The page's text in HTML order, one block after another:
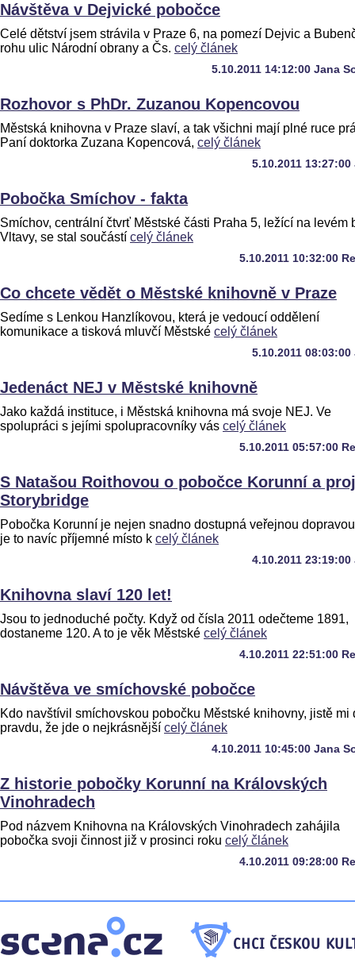
Návštěva v Dejvické pobočce
Celé dětství jsem strávila v Praze 6, na pomezí Dejvic a
rohu ulic Národní obrany a Čs. celý článek
5.10.2011 14:12:00 Jana
Rozhovor s PhDr. Zuzanou Kopencovou
Městská knihovna v Praze slaví, a tak všichni mají plné ruce
Paní doktorka Zuzana Kopencová, celý článek
5.10.2011 13:27:00
Pobočka Smíchov - fakta
Smíchov, centrální čtvrť Městské části Praha 5, ležící na levém
Vltavy, se stal součástí celý článek
5.10.2011 10:32:00
Co chcete vědět o Městské knihovně v Praze
Sedíme s Lenkou Hanzlíkovou, která je vedoucí oddělení
komunikace a tisková mluvčí Městské celý článek
5.10.2011 08:03:00
Jedenáct NEJ v Městské knihovně
Jako každá instituce, i Městská knihovna má svoje NEJ. Ve
spolupráci s jejími spolupracovníky vás celý článek
5.10.2011 05:57:00
S Natašou Roithovou o pobočce Korunní a
Storybridge
Pobočka Korunní je nejen snadno dostupná veřejnou
je to navíc příjemné místo k celý článek
4.10.2011 23:19:00
Knihovna slaví 120 let!
Jsou to jednoduché počty. Když od čísla 2011 odečteme 1891,
dostaneme 120. A to je věk Městské celý článek
4.10.2011 22:51:00
Návštěva ve smíchovské pobočce
Kdo navštívil smíchovskou pobočku Městské knihovny, jistě mi
pravdu, že jde o nejkrásnější celý článek
4.10.2011 10:45:00 Jana
Z historie pobočky Korunní na Královských
Vinohradech
Pod názvem Knihovna na Královských Vinohradech zahájila
pobočka svoji činnost již v prosinci roku celý článek
4.10.2011 09:28:00